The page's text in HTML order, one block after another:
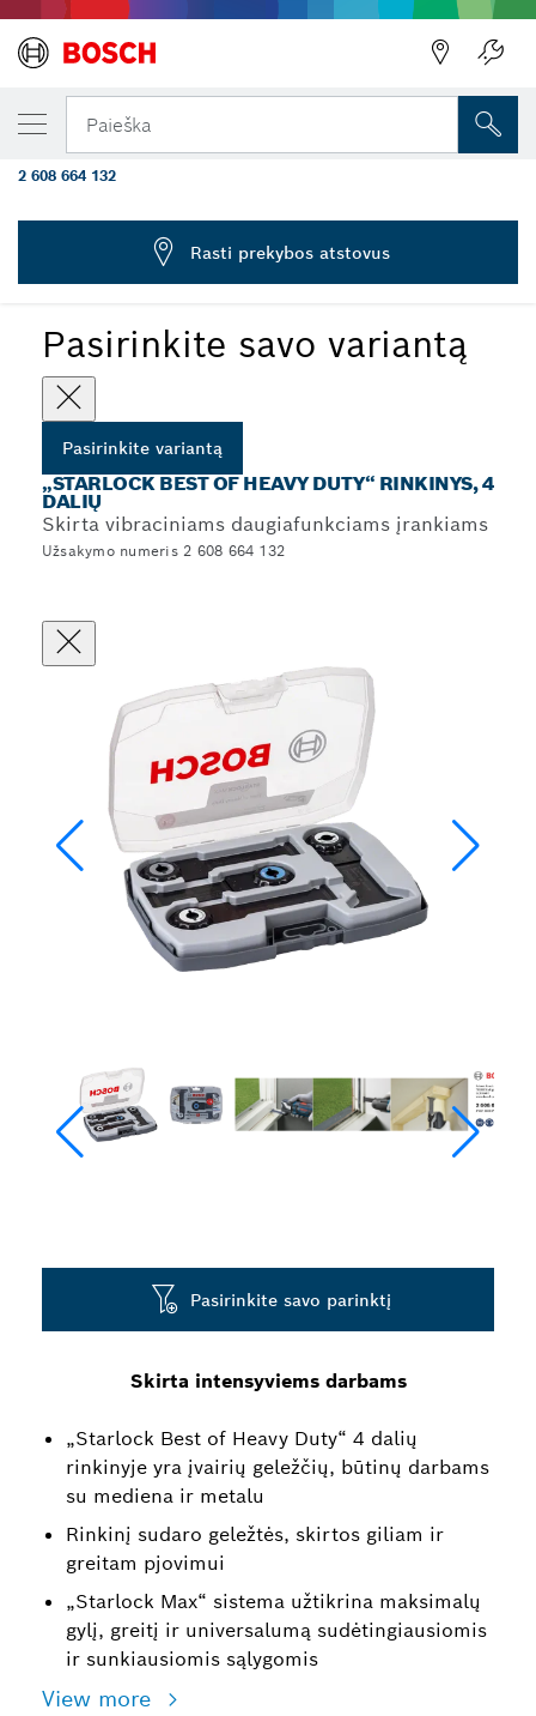
Paieška
4 dalių „Best of Heavy Duty“ rinkiniai daugiafunkciams
Pasirinkite savo variantą
Pasirinkite variantą
„STARLOCK BEST OF HEAVY DUTY“ RINKINYS, 4
DALIŲ
Skirta vibraciniams daugiafunkciams įrankiams
Užsakymo numeris 2 608 664 132
Skirta intensyviems darbams
„Starlock Best of Heavy Duty“ 4 dalių
rinkinyje yra įvairių geležčių, būtinų darbams
su mediena ir metalu
Rinkinį sudaro geležtės, skirtos giliam ir
greitam pjovimui
„Starlock Max“ sistema užtikrina maksimalų
gylį, greitį ir universalumą sudėtingiausiomis
ir sunkiausiomis sąlygomis
View more
Pasirinkite savo parinktį
JŪSŲ PASIRINKTAS VARIANTAS
4 dalių rinkiniai daugiafunkciams
įrankiams intensyviam darbui
2 608 664 132
Rasti prekybos atstovus